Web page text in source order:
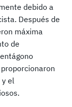
debido a
Después de
máxima
de
el